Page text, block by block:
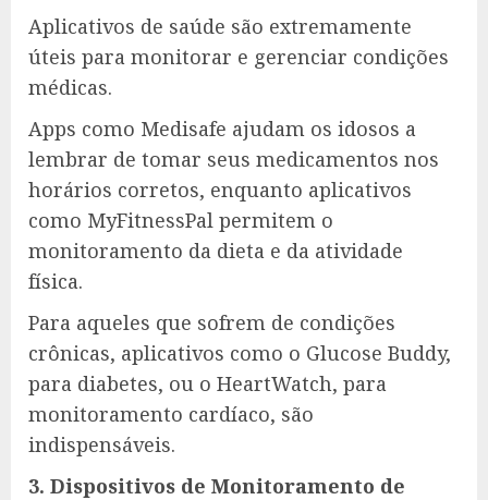
Aplicativos de saúde são extremamente
úteis para monitorar e gerenciar condições
médicas.
Apps como Medisafe ajudam os idosos a
lembrar de tomar seus medicamentos nos
horários corretos, enquanto aplicativos
como MyFitnessPal permitem o
monitoramento da dieta e da atividade
física.
Para aqueles que sofrem de condições
crônicas, aplicativos como o Glucose Buddy,
para diabetes, ou o HeartWatch, para
monitoramento cardíaco, são
indispensáveis.
3. Dispositivos de Monitoramento de